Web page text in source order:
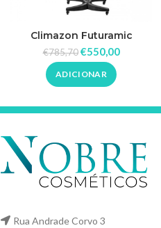
Climazon Futuramic
Acelerador de Químicas e
Tratamento
€785,70 €550,00
ADICIONAR
Rua Andrade Corvo 3